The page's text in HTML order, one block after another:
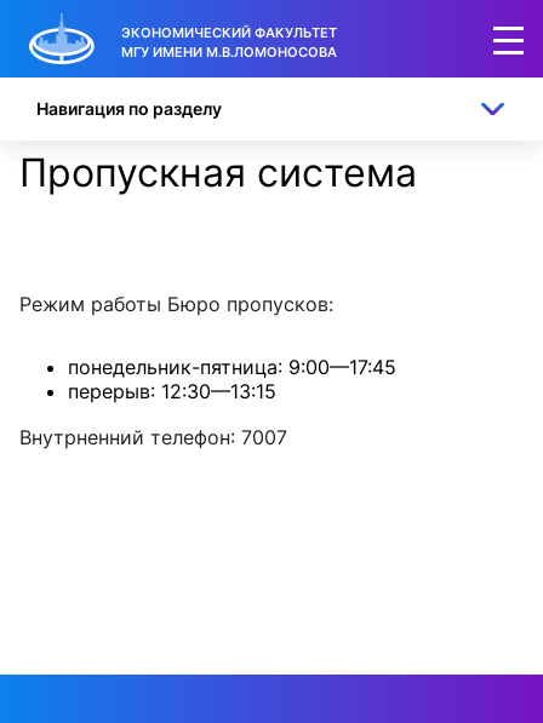
ЭКОНОМИЧЕСКИЙ ФАКУЛЬТЕТ
МГУ ИМЕНИ М.В.ЛОМОНОСОВА
Пропускная система
Навигация по разделу
Режим работы Бюро пропусков:
понедельник-пятница: 9:00—17:45
перерыв: 12:30—13:15
Внутрненний телефон: 7007